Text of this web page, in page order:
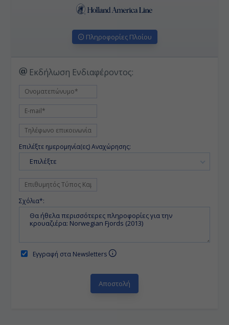
Πληροφορίες Πλοίου
Εκδήλωση Ενδιαφέροντος:
Επιλέξτε ημερομηνία(ες) Αναχώρησης:
Επιλέξτε
Σχόλια*:
Εγγραφή στα Newsletters